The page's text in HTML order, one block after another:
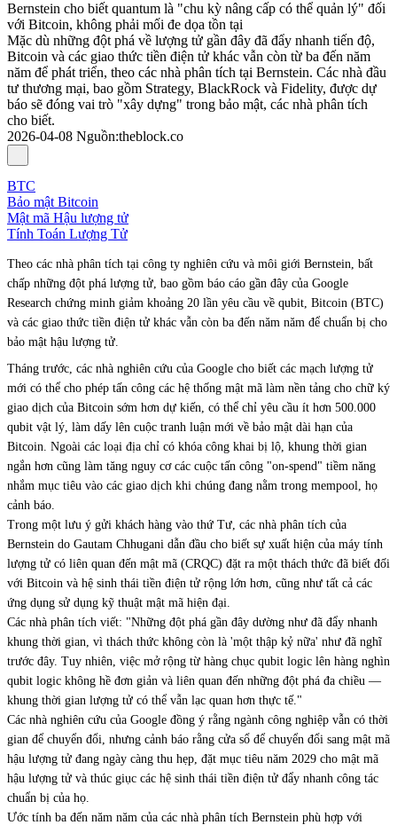
Bernstein cho biết quantum là "chu kỳ nâng cấp có thể quản lý" đối
với Bitcoin, không phải mối đe dọa tồn tại
Mặc dù những đột phá về lượng tử gần đây đã đẩy nhanh tiến độ,
Bitcoin và các giao thức tiền điện tử khác vẫn còn từ ba đến năm
năm để phát triển, theo các nhà phân tích tại Bernstein. Các nhà đầu
tư thương mại, bao gồm Strategy, BlackRock và Fidelity, được dự
báo sẽ đóng vai trò "xây dựng" trong bảo mật, các nhà phân tích
cho biết.
2026-04-08 Nguồn:theblock.co
BTC
Bảo mật Bitcoin
Mật mã Hậu lượng tử
Tính Toán Lượng Tử
Theo các nhà phân tích tại công ty nghiên cứu và môi giới Bernstein, bất
chấp những đột phá lượng tử, bao gồm báo cáo gần đây của Google
Research chứng minh giảm khoảng 20 lần yêu cầu về qubit, Bitcoin (BTC)
và các giao thức tiền điện tử khác vẫn còn ba đến năm năm để chuẩn bị cho
bảo mật hậu lượng tử.
Tháng trước, các nhà nghiên cứu của Google cho biết các mạch lượng tử
mới có thể cho phép tấn công các hệ thống mật mã làm nền tảng cho chữ ký
giao dịch của Bitcoin sớm hơn dự kiến, có thể chỉ yêu cầu ít hơn 500.000
qubit vật lý, làm dấy lên cuộc tranh luận mới về bảo mật dài hạn của
Bitcoin. Ngoài các loại địa chỉ có khóa công khai bị lộ, khung thời gian
ngắn hơn cũng làm tăng nguy cơ các cuộc tấn công "on-spend" tiềm năng
nhắm mục tiêu vào các giao dịch khi chúng đang nằm trong mempool, họ
cảnh báo.
Trong một lưu ý gửi khách hàng vào thứ Tư, các nhà phân tích của
Bernstein do Gautam Chhugani dẫn đầu cho biết sự xuất hiện của máy tính
lượng tử có liên quan đến mật mã (CRQC) đặt ra một thách thức đã biết đối
với Bitcoin và hệ sinh thái tiền điện tử rộng lớn hơn, cũng như tất cả các
ứng dụng sử dụng kỹ thuật mật mã hiện đại.
Các nhà phân tích viết: "Những đột phá gần đây dường như đã đẩy nhanh
khung thời gian, vì thách thức không còn là 'một thập kỷ nữa' như đã nghĩ
trước đây. Tuy nhiên, việc mở rộng từ hàng chục qubit logic lên hàng nghìn
qubit logic không hề đơn giản và liên quan đến những đột phá đa chiều —
khung thời gian lượng tử có thể vẫn lạc quan hơn thực tế."
Các nhà nghiên cứu của Google đồng ý rằng ngành công nghiệp vẫn có thời
gian để chuyển đổi, nhưng cảnh báo rằng cửa sổ để chuyển đổi sang mật mã
hậu lượng tử đang ngày càng thu hẹp, đặt mục tiêu năm 2029 cho mật mã
hậu lượng tử và thúc giục các hệ sinh thái tiền điện tử đẩy nhanh công tác
chuẩn bị của họ.
Ước tính ba đến năm năm của các nhà phân tích Bernstein phù hợp với